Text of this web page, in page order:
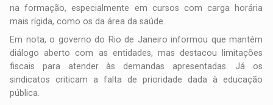
na formação, especialmente em cursos com carga horária
mais rígida, como os da área da saúde.
Em nota, o governo do Rio de Janeiro informou que mantém
diálogo aberto com as entidades, mas destacou limitações
fiscais para atender às demandas apresentadas. Já os
sindicatos criticam a falta de prioridade dada à educação
pública.